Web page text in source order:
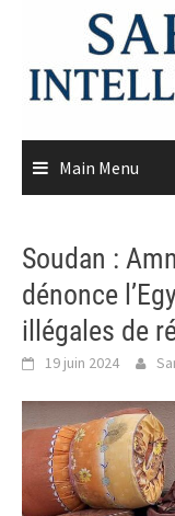
content
Main Menu
Soudan :
dénonce
illégales de
19 juin 2024